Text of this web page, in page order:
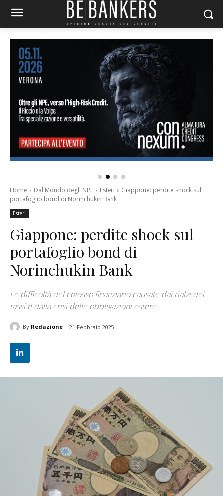
Home Dal Mondo degli NPE Esteri
Giappone: perdite shock sul
portafoglio bond di Norinchukin Bank
Esteri
Giappone: perdite shock sul
portafoglio bond di
Norinchukin Bank
Le difficoltà del colosso finanziario causate dai rialzi dei
tassi e dalla crisi delle obbligazioni estere
By Redazione 21 Febbraio 2025